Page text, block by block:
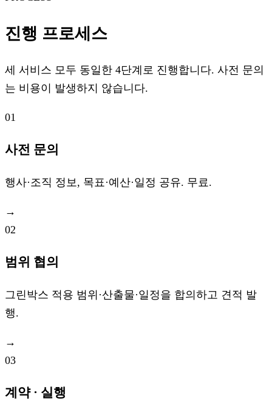
진행 프로세스
세 서비스 모두 동일한 4단계로 진행합니다. 사전 문의
는 비용이 발생하지 않습니다.
01
사전 문의
행사·조직 정보, 목표·예산·일정 공유. 무료.
→
02
범위 협의
그린박스 적용 범위·산출물·일정을 합의하고 견적 발
행.
→
03
계약 · 실행